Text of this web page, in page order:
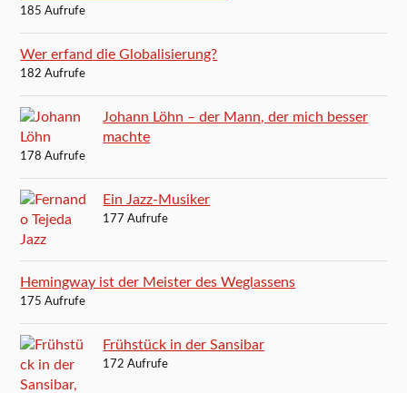
185 Aufrufe
Wer erfand die Globalisierung?
182 Aufrufe
Johann Löhn – der Mann, der mich besser
machte
178 Aufrufe
Ein Jazz-Musiker
177 Aufrufe
Hemingway ist der Meister des Weglassens
175 Aufrufe
Frühstück in der Sansibar
172 Aufrufe